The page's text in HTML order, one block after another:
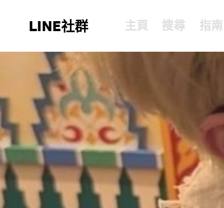
LINE社群 主頁 搜尋 指南